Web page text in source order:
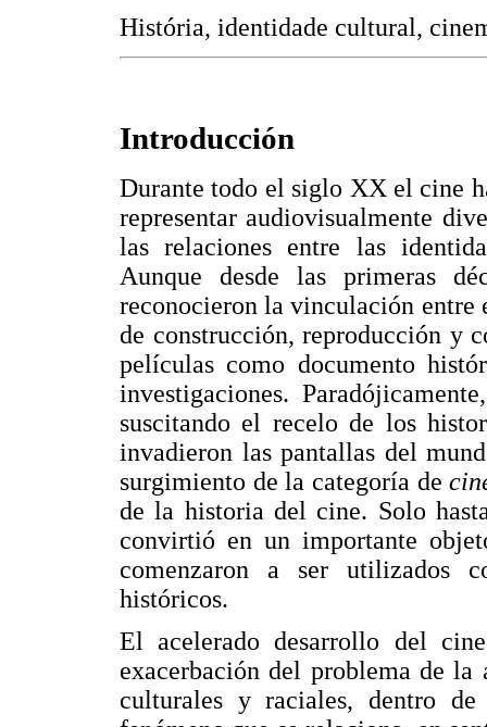
História, identidade cultural,
Introducción
Durante todo el siglo XX el cine
representar audiovisualmente
las relaciones entre las
Aunque desde las primeras
reconocieron la vinculación entre
de construcción, reproducción y
películas como documento
investigaciones.
suscitando el recelo de los
invadieron las pantallas del
surgimiento de la categoría de
de la historia del cine. Solo
convirtió en un importante
comenzaron a ser utilizados
históricos.
El acelerado desarrollo del
exacerbación del problema de
culturales y raciales, dentro